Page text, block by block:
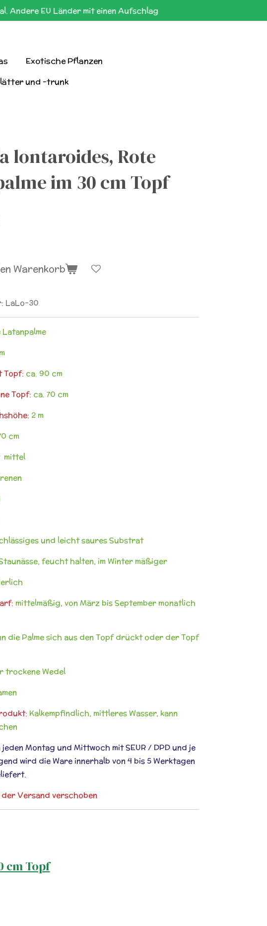
Andere EU Länder mit einen Aufschlag
Exotische Pflanzen
und -trunk
lontaroides, Rote
im 30 cm Topf
Warenkorb
LaLo-30
Latanpalme
Topf: ca. 90 cm
Topf: ca. 70 cm
2 m
cm
mittel
und leicht saures Substrat
feucht halten, im Winter mäßiger
mittelmäßig, von März bis September monatlich
die Palme sich aus den Topf drückt oder der Topf
trockene Wedel
Kalkempfindlich, mittleres Wasser, kann
Montag und Mittwoch mit SEUR / DPD und je
wird die Ware innerhalb von 4 bis 5 Werktagen
Versand verschoben
cm Topf